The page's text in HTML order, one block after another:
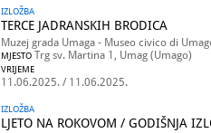
IZLOŽBA
TERCE JADRANSKIH BRODICA
Muzej grada Umaga - Museo civico di
MJESTO Trg sv. Martina 1, Umag (Umago)
VRIJEME
11.06.2025. / 11.06.2025.
IZLOŽBA
LJETO NA ROKOVOM / GODIŠNJA